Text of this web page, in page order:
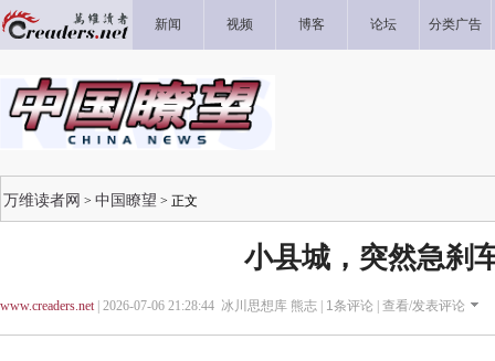
新闻 视频 博客 论坛 分类广告
万维读者网 > 中国瞭望 > 正文
小县城，突然急刹
www.creaders.net| 2026-07-06 21:28:44 冰川思想库 熊志 | 1条评论 | 查看/发表评论